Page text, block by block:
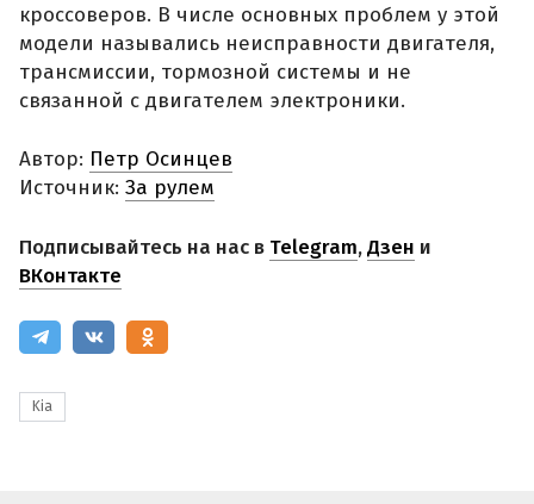
кроссоверов. В числе основных проблем у этой
модели назывались неисправности двигателя,
трансмиссии, тормозной системы и не
связанной с двигателем электроники.
Автор: Петр Осинцев
Источник: За рулем
Подписывайтесь на нас в Telegram,Дзен и
ВКонтакте
Kia